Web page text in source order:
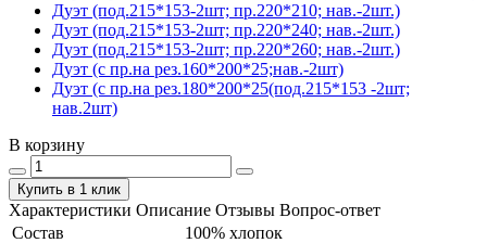
Дуэт (под.215*153-2шт; пр.220*210; нав.-2шт.)
Дуэт (под.215*153-2шт; пр.220*240; нав.-2шт.)
Дуэт (под.215*153-2шт; пр.220*260; нав.-2шт.)
Дуэт (с пр.на рез.160*200*25;нав.-2шт)
Дуэт (с пр.на рез.180*200*25(под.215*153 -2шт;
нав.2шт)
В корзину
Купить в 1 клик
Характеристики Описание Отзывы Вопрос-ответ
Состав
100% хлопок